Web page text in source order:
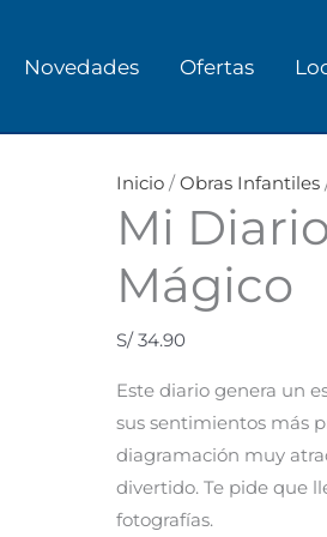
Novedades Ofertas
Inicio /Obras Infantiles
Mi
Mágico
S/34.90
Este diario genera un
sus sentimientos más
diagramación muy
divertido. Te pide que
fotografías.